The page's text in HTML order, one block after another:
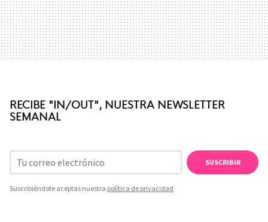
RECIBE "IN/OUT", NUESTRA NEWSLETTER
SEMANAL
SUSCRIBIR
Suscribiéndote aceptas nuestra política de privacidad